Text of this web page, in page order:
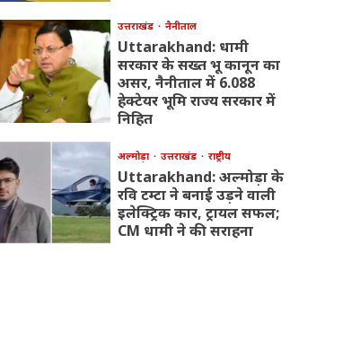
उत्तराखंड नैनीताल
Uttarakhand: धामी
सरकार के सख्त भू कानून का
असर, नैनीताल में 6.088
हेक्टेयर भूमि राज्य सरकार में
निहित
अल्मोड़ा उत्तराखंड राष्ट्रीय
Uttarakhand: अल्मोड़ा के
रवि टम्टा ने बनाई उड़ने वाली
इलेक्ट्रिक कार, ट्रायल सफल;
CM धामी ने की सराहना